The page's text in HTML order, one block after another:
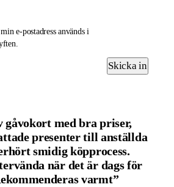
e-postadress används i
Skicka in
gåvokort med bra priser,
presenter till anställda
smidig köpprocess.
när det är dags för
varmt”